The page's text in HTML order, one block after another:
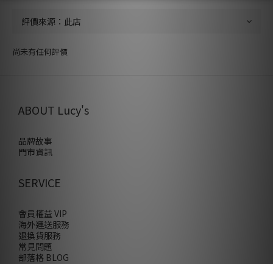
尚未有任何評價
ABOUT Lucy's
品牌故事
門市資訊
SERVICE
會員權益 VIP
海外運送服務
退換貨服務
常見問題
部落格 BLOG